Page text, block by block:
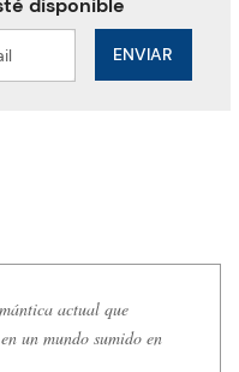
ENVIAR
actual que
un mundo sumido en